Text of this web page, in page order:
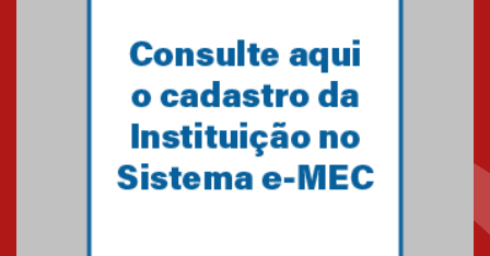
Como o Colégio Mackenzie
Brasília prepara seus
estudantes para o PAS antes
mesmo do Ensino Médio